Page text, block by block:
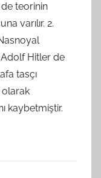
teorinin
varılır. 2.
Adolf Hitler de
tasçı
kaybetmiştir.